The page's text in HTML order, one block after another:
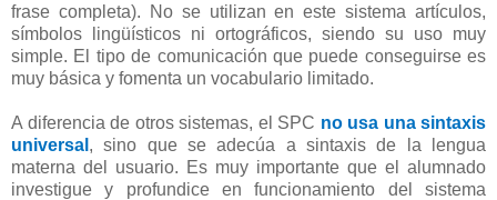
frase completa). No se utilizan en este sistema artículos,
símbolos lingüísticos ni ortográficos, siendo su uso muy
simple. El tipo de comunicación que puede conseguirse es
muy básica y fomenta un vocabulario limitado.
A diferencia de otros sistemas, el SPC no usa una sintaxis
universal , sino que se adecúa a sintaxis de la lengua
materna del usuario. Es muy importante que el alumnado
investigue y profundice en funcionamiento del sistema